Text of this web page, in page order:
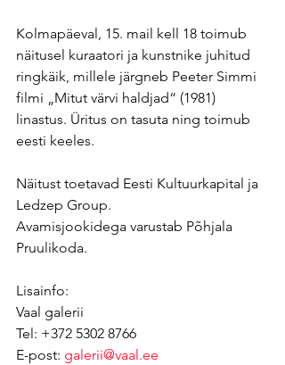
Kolmapäeval, 15. mail kell 18 toimub
näitusel kuraatori ja kunstnike juhitud
ringkäik, millele järgneb Peeter Simmi
filmi „Mitut värvi haldjad“ (1981)
linastus. Üritus on tasuta ning toimub
eesti keeles.
Näitust toetavad Eesti Kultuurkapital ja
Ledzep Group.
Avamisjookidega varustab Põhjala
Pruulikoda.
Lisainfo:
Vaal galerii
Tel: +372 5302 8766
E-post: galerii@vaal.ee